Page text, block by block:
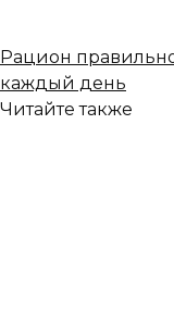
Рацион
каждый день
Читайте также